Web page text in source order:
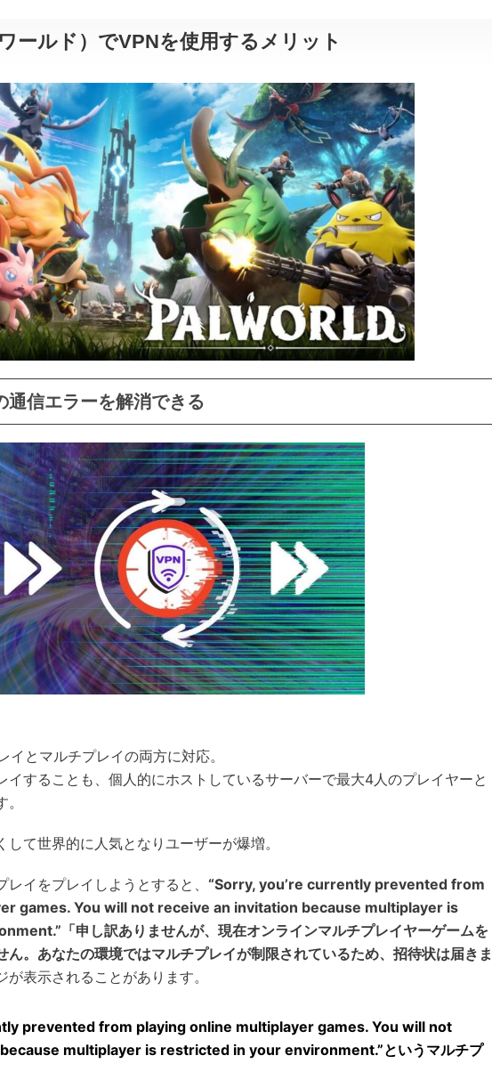
ールド）でVPNを使用するメリット
通信エラーを解消できる
とマルチプレイの両方に対応。
イすることも、個人的にホストしているサーバーで最大4人のプレイヤーと
して世界的に人気となりユーザーが爆増。
イをプレイしようとすると、 “Sorry, you’re currently prevented from
games. You will not receive an invitation because multiplayer is
「申し訳ありませんが、現在オンラインマルチプレイヤーゲームを
ん。あなたの環境ではマルチプレイが制限されているため、招待状は届きま
が表示されることがあります。
prevented from playing online multiplayer games. You will not
multiplayer is restricted in your environment.”というマルチプ